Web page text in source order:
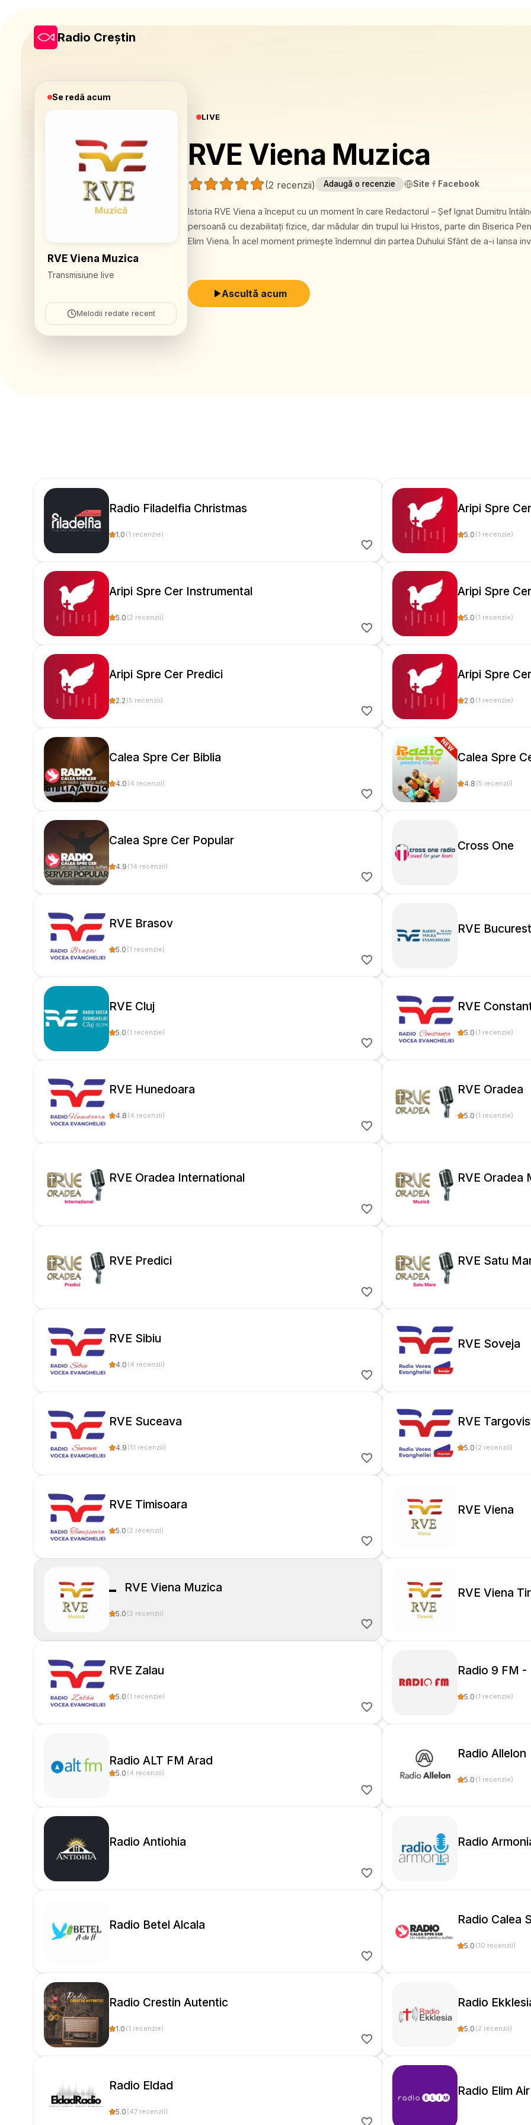
Radio Creștin
Se redă acum
RVE Viena Muzica
Transmisiune live
Melodii redate recent
LIVE
RVE Viena Muzica
(2 recenzii) Adaugă o recenzie Site Facebook
Istoria RVE Viena a început cu un moment în care Redactorul – Șef Ignat Dumitru
persoană cu dezabilitați fizice, dar mădular din trupul lui Hristos, parte din Biserica
Elim Viena. În acel moment primește îndemnul din partea Duhului Sfânt de a-i lansa
a se implica în lucrarea mass media creștină. Aceasta initiativă devine astfel prima
ceea ce mai târziu va reprezenta un grup media creștin sub denumirea „Echipa
Ascultă acum
Radio Filadelfia Christmas
1.0 (1 recenzie)
Aripi Spre Cer
5.0 (1 recenzie)
Aripi Spre Cer Instrumental
5.0 (2 recenzii)
Aripi Spre
5.0 (1 recenzie)
Aripi Spre Cer Predici
2.2 (5 recenzii)
Aripi Spre
2.0 (1 recenzie)
Calea Spre Cer Biblia
4.0 (4 recenzii)
Calea Spre
4.8 (5 recenzii)
Calea Spre Cer Popular
4.9 (14 recenzii)
Cross One
RVE Brasov
5.0 (1 recenzie)
RVE
RVE Cluj
5.0 (1 recenzie)
RVE
5.0 (1 recenzie)
RVE Hunedoara
4.8 (4 recenzii)
RVE Oradea
5.0 (1 recenzie)
RVE Oradea International RVE Oradea
RVE Predici RVE Satu
RVE Sibiu
4.0 (4 recenzii)
RVE Soveja
RVE Suceava
4.9 (11 recenzii)
RVE
5.0 (2 recenzii)
RVE Timisoara
5.0 (2 recenzii)
RVE Viena
RVE Viena Muzica
5.0 (2 recenzii)
RVE Viena
RVE Zalau
5.0 (1 recenzie)
Radio 9 FM
5.0 (1 recenzie)
Radio ALT FM Arad
5.0 (4 recenzii)
Radio Allelon
5.0 (1 recenzie)
Radio Antiohia Radio
Radio Betel Alcala Radio Calea
5.0 (10 recenzii)
Radio Crestin Autentic
1.0 (1 recenzie)
Radio
5.0 (2 recenzii)
Radio Eldad
5.0 (47 recenzii)
Radio Elim Air